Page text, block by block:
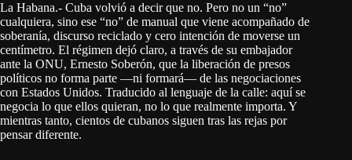
La Habana.- Cuba volvió a decir que no. Pero no un “no”
cualquiera, sino ese “no” de manual que viene acompañado de
soberanía, discurso reciclado y cero intención de moverse un
centímetro. El régimen dejó claro, a través de su embajador
ante la ONU, Ernesto Soberón, que la liberación de presos
políticos no forma parte —ni formará— de las negociaciones
con Estados Unidos. Traducido al lenguaje de la calle: aquí se
negocia lo que ellos quieran, no lo que realmente importa. Y
mientras tanto, cientos de cubanos siguen tras las rejas por
pensar diferente.